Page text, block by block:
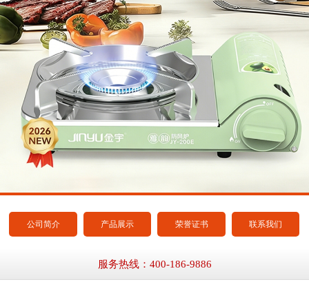
公司简介 产品展示 荣誉证书 联系我们
服务热线：400-186-9886